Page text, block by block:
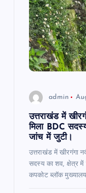
admin
उत्तराखंड में
मिला BDC
जांच में जुटी।
उत्तराखंड में खीरगंगा
सदस्य का शव, क्षेत्र में
कपकोट ब्लॉक